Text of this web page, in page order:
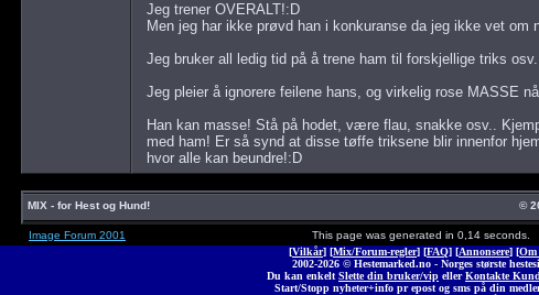
Jeg trener OVERALT!:D
Men jeg har ikke prøvd han i konkuranse da jeg ikke vet om
Jeg bruker all ledig tid på å trene ham til forskjellige triks
Jeg pleier å ignorere feilene hans, og virkelig rose MASSE
Han kan masse! Stå på hodet, være flau, snakke osv..
med ham! Er så synd at disse tøffe triksene blir innenfor
hvor alle kan beundre!:D
MIX - for Hest og Hund! ©
Image Forum 2001 This page was generated in 0,14 seconds.
[Vilkår] [Mix/Forum-regler] [FAQ] [Annonsere] [Om
2002-2026 © Hestemarked.no - Norges største
Du kan enkelt Slette din bruker/vip ellerKontakte
Start/Stopp nyheter+info pr epost og sms på din